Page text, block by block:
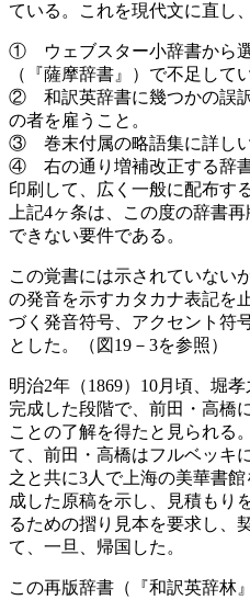
ている。これを現代文に直し
① ウェブスター小辞書から
（『薩摩辞書』）で不足して
② 和訳英辞書に幾つかの誤
の者を雇うこと。
③ 巻末付属の略語集に詳しい
④ 右の通り増補改正する辞
印刷して、広く一般に配布す
上記4ヶ条は、この度の辞書
できない要件である。
この覚書には示されていない
の発音を示すカタカナ表記を
づく発音符号、アクセント符
とした。（図19－3を参照）
明治2年（1869）10月頃、堀
完成した段階で、前田・高橋
ことの了解を得たと見られる
て、前田・高橋はフルベッキ
之と共に3人で上海の美華書
成した原稿を示し、見積もり
るための摺り見本を要求し、
て、一旦、帰国した。
この再版辞書（『和訳英辞林